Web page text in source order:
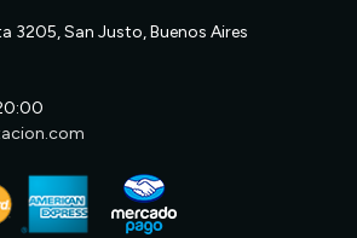
3205, San Justo, Buenos Aires